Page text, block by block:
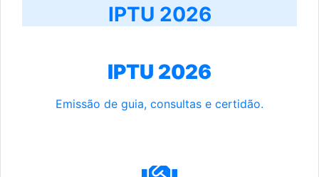
IPTU 2026
IPTU 2026
Emissão de guia, consultas e certidão.